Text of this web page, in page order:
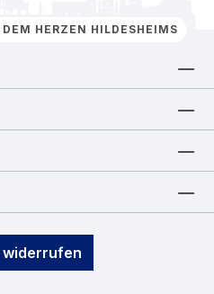
HERZEN HILDESHEIMS